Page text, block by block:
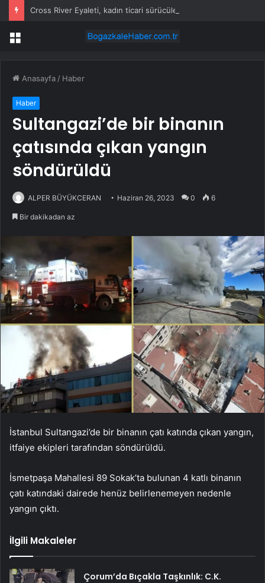
Menü
Anasayfa / Haber
Haber
Sultangazi’de bir binanın
çatısında çıkan yangın
söndürüldü
ALPER BÜYÜKCERAN Haziran 26, 2023 0 6
Bir dakikadan az
İstanbul Sultangazi’de bir binanın çatı katında çıkan yangın,
itfaiye ekipleri tarafından söndürüldü.
İsmetpaşa Mahallesi 89 Sokak’ta bulunan 4 katlı binanın
çatı katındaki dairede henüz belirlenemeyen nedenle
yangın çıktı.
İlgili Makaleler
Çorum’da Bıçakla Taşkınlık: C.K.